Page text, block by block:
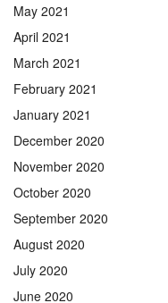
May 2021
April 2021
March 2021
February 2021
January 2021
December 2020
November 2020
October 2020
September 2020
August 2020
July 2020
June 2020